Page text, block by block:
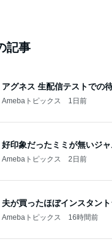
記事
アグネス 生配信テストでの
Amebaトピックス 1日前
好印象だったミミが無いジ
Amebaトピックス 2日前
夫が買ったほぼインスタン
Amebaトピックス 16時間前